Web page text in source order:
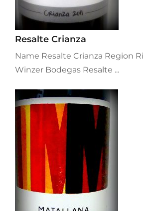
Resalte Crianza
Name Resalte Crianza Region
Winzer Bodegas Resalte ...